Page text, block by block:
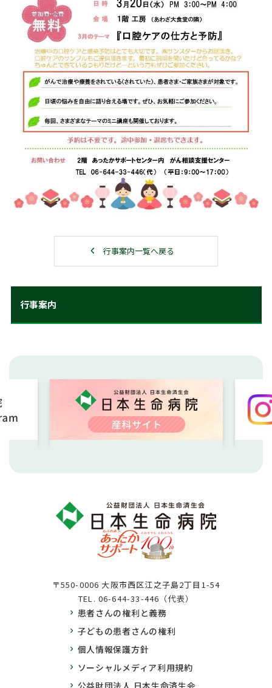
行事案内一覧へ戻る
行事案内
〒550-0006 大阪市西区江之子島2丁目1-54
TEL. 06-644-33-446（代表）
患者さんの権利と義務
子どもの患者さんの権利
個人情報保護方針
ソーシャルメディア利用規約
公益財団法人 日本生命済生会